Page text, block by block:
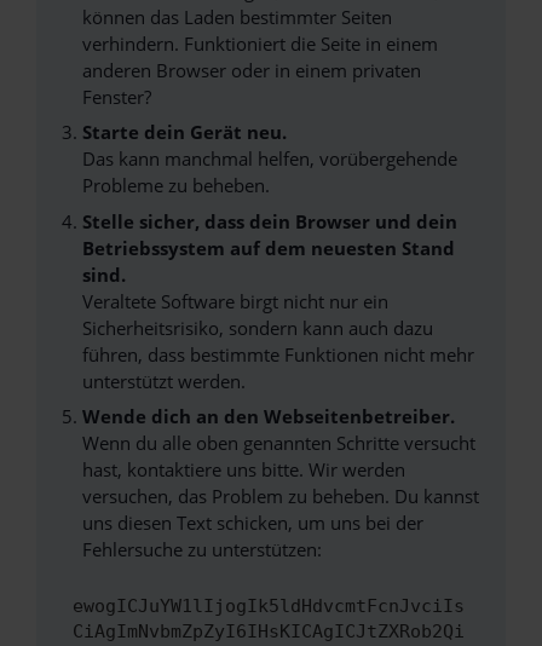
können das Laden bestimmter Seiten
verhindern. Funktioniert die Seite in einem
anderen Browser oder in einem privaten
Fenster?
Starte dein Gerät neu.
Das kann manchmal helfen, vorübergehende
Probleme zu beheben.
Stelle sicher, dass dein Browser und dein
Betriebssystem auf dem neuesten Stand
sind.
Veraltete Software birgt nicht nur ein
Sicherheitsrisiko, sondern kann auch dazu
führen, dass bestimmte Funktionen nicht mehr
unterstützt werden.
Wende dich an den Webseitenbetreiber.
Wenn du alle oben genannten Schritte versucht
hast, kontaktiere uns bitte. Wir werden
versuchen, das Problem zu beheben. Du kannst
uns diesen Text schicken, um uns bei der
Fehlersuche zu unterstützen:
ewogICJuYW1lIjogIk5ldHdvcmtFcnJvciIs
CiAgImNvbmZpZyI6IHsKICAgICJtZXRob2Qi